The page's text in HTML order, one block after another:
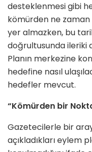
desteklenmesi gibi
kömürden ne zaman
yer almazken, bu
doğrultusunda ileriki
Planın merkezine
hedefine nasıl
hedefler mevcut.
“Kömürden bir
Gazetecilerle bir
açıkladıkları eylem